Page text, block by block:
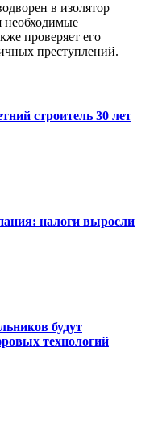
в изолятор
необходимые
проверяет его
преступлений.
строитель 30 лет
налоги выросли
будут
технологий